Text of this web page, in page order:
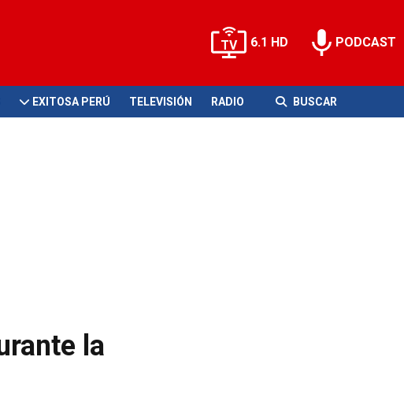
6.1 HD PODCAST
EXITOSA PERÚ TELEVISIÓN RADIO BUSCAR
la